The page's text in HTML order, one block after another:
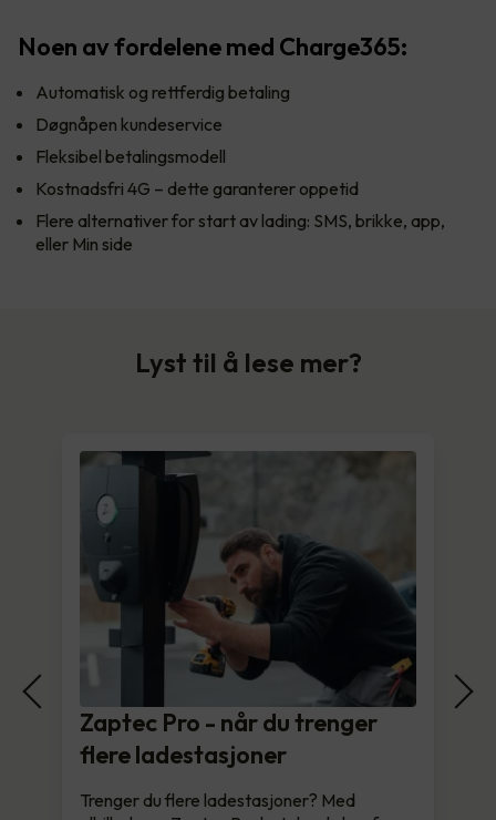
Noen av fordelene med Charge365:
Automatisk og rettferdig betaling
Døgnåpen kundeservice
Fleksibel betalingsmodell
Kostnadsfri 4G – dette garanterer oppetid
Flere alternativer for start av lading: SMS, brikke, app,
eller Min side
Lyst til å lese mer?
Zaptec Pro - når du trenger
flere ladestasjoner
Trenger du flere ladestasjoner? Med